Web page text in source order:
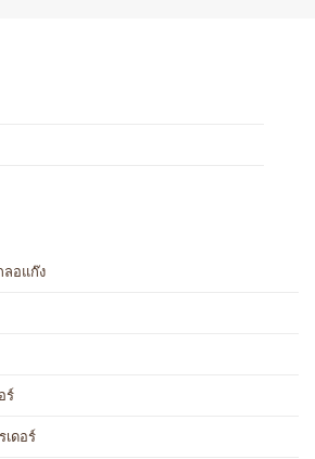
ลอแก๊ง
ร์
เดอร์